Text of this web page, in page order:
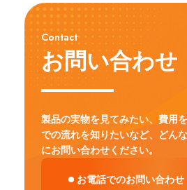
Contact
お問い合わせ
製品の実物を見てみたい、費用
での流れを知りたいなど、
どん
にお問い合わせください。
お電話でのお問い合わせ